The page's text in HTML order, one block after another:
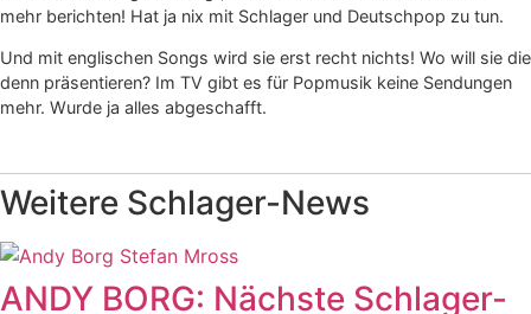
mehr berichten! Hat ja nix mit Schlager und Deutschpop zu tun.
Und mit englischen Songs wird sie erst recht nichts! Wo will sie die
denn präsentieren? Im TV gibt es für Popmusik keine Sendungen
mehr. Wurde ja alles abgeschafft.
Weitere Schlager-News
ANDY BORG: Nächste Schlager-